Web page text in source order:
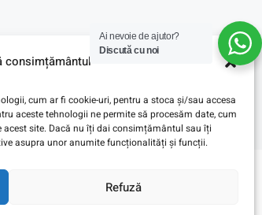
consimțământul
cum ar fi cookie-uri, pentru a stoca și/sau accesa
aceste tehnologii ne permite să procesăm date, cum
site. Dacă nu îți dai consimțământul sau îți
asupra unor anumite funcționalități și funcții.
Refuză
Ai nevoie de ajutor?
Discută cu noi